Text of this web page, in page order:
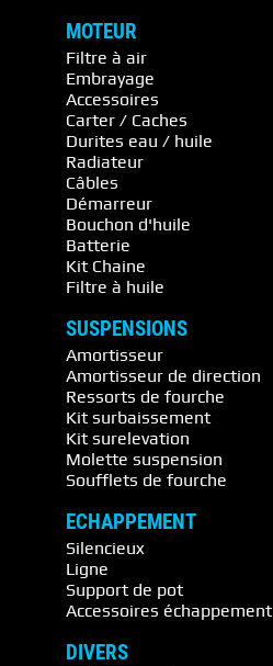
MOTEUR
Filtre à air
Embrayage
Accessoires
Carter / Caches
Durites eau / huile
Radiateur
Câbles
Démarreur
Bouchon d'huile
Batterie
Kit Chaine
Filtre à huile
SUSPENSIONS
Amortisseur
Amortisseur de direction
Ressorts de fourche
Kit surbaissement
Kit surelevation
Molette suspension
Soufflets de fourche
ECHAPPEMENT
Silencieux
Ligne
Support de pot
Accessoires échappement
DIVERS